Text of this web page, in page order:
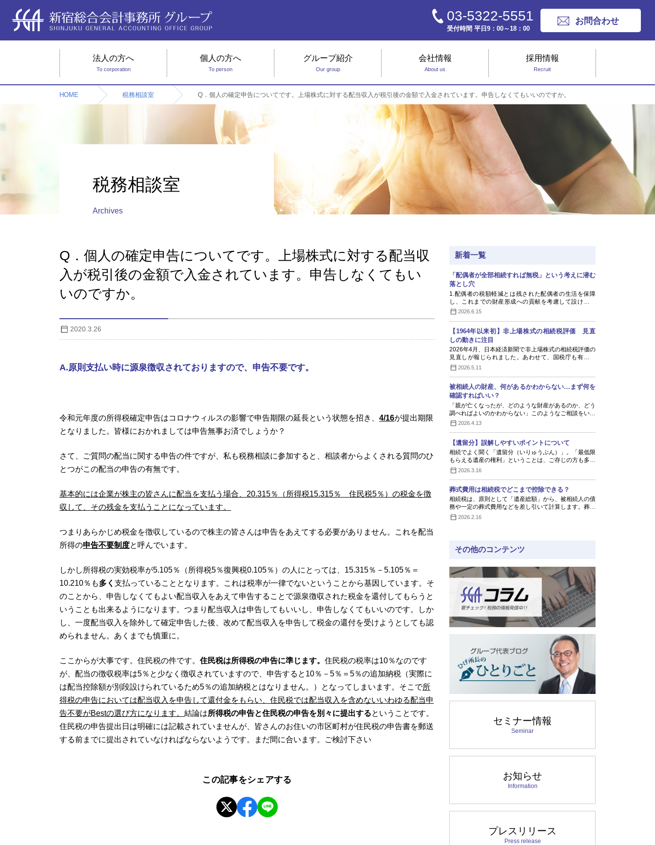
03-5322-5551
受付時間 平日9：00～18：00
お問合わせ
法人の方へ
To corporation
個人の方へ
To person
グループ紹介
Our group
会社情報
About us
採用情報
Recruit
HOME 税務相談室 Q．個人の確定申告についてです。上場株式に対する配当収入が税引後の金額で入金されています。申告しなくてもいいのですか。
税務相談室
Archives
Q．個人の確定申告についてです。上場株式に対する配当収
入が税引後の金額で入金されています。申告しなくてもい
いのですか。
2020.3.26
A.原則支払い時に源泉徴収されておりますので、申告不要です。
令和元年度の所得税確定申告はコロナウィルスの影響で申告期限の延長という状態を招き、 4/16が提出期限
となりました。皆様におかれましては申告無事お済でしょうか？
さて、ご質問の配当に関する申告の件ですが、私も税務相談に参加すると、相談者からよくされる質問のひ
とつがこの配当の申告の有無です。
基本的には企業が株主の皆さんに配当を支払う場合、20.315％（所得税15.315％ 住民税5％）の税金を徴
収して、その残金を支払うことになっています。
つまりあらかじめ税金を徴収しているので株主の皆さんは申告をあえてする必要がありません。これを配当
所得の申告不要制度と呼んでいます。
しかし所得税の実効税率が5.105％（所得税5％復興税0.105％）の人にとっては、15.315％－5.105％＝
10.210％も多く 支払っていることとなります。これは税率が一律でないということから基因しています。そ
のことから、申告しなくてもよい配当収入をあえて申告することで源泉徴収された税金を還付してもらうと
いうことも出来るようになります。つまり配当収入は申告してもいいし、申告しなくてもいいのです。しか
し、一度配当収入を除外して確定申告した後、改めて配当収入を申告して税金の還付を受けようとしても認
められません。あくまでも慎重に。
ここからが大事です。住民税の件です。 住民税は所得税の申告に準じます。 住民税の税率は10％なのです
が、配当の徴収税率は5％と少なく徴収されていますので、申告すると10％－5％＝5％の追加納税（実際に
は配当控除額が別段設けられているため5％の追加納税とはなりません。）となってしまいます。そこで所
得税の申告においては配当収入を申告して還付金をもらい、住民税では配当収入を含めないいわゆる配当申
告不要がBestの選び方になります。 結論は所得税の申告と住民税の申告を別々に提出するということです。
住民税の申告提出日は明確には記載されていませんが、皆さんのお住いの市区町村が住民税の申告書を郵送
する前までに提出されていなければならないようです。まだ間に合います。ご検討下さい
この記事をシェアする
新着一覧
「配偶者が全部相続すれば無税」という考えに潜む
落とし穴
1.配偶者の税額軽減とは残された配偶者の生活を保障
し、これまでの財産形成への貢献を考慮して設けられ
た…2026.6.15
【1964年以来初】非上場株式の相続税評価 見直
しの動きに注目
2026年4月、日本経済新聞で非上場株式の相続税評価の
見直しが報じられました。あわせて、国税庁も有識者
会…2026.5.11
被相続人の財産、何があるかわからない…まず何を
確認すればいい？
「親が亡くなったが、どのような財産があるのか、どう
調べればよいのかわからない」このようなご相談をい…
2026.4.13
【遺留分】誤解しやすいポイントについて
相続でよく聞く「遺留分（いりゅうぶん）」。「最低限
もらえる遺産の権利」ということは、ご存じの方も多…
2026.3.16
葬式費用は相続税でどこまで控除できる？
相続税は、原則として「遺産総額」から、被相続人の債
務や一定の葬式費用などを差し引いて計算します。葬…
2026.2.16
その他のコンテンツ
セミナー情報
Seminar
お知らせ
Information
プレスリリース
Press release